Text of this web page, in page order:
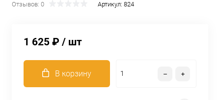
Отзывов: 0 Артикул: 824
1 625 ₽ / шт
В корзину